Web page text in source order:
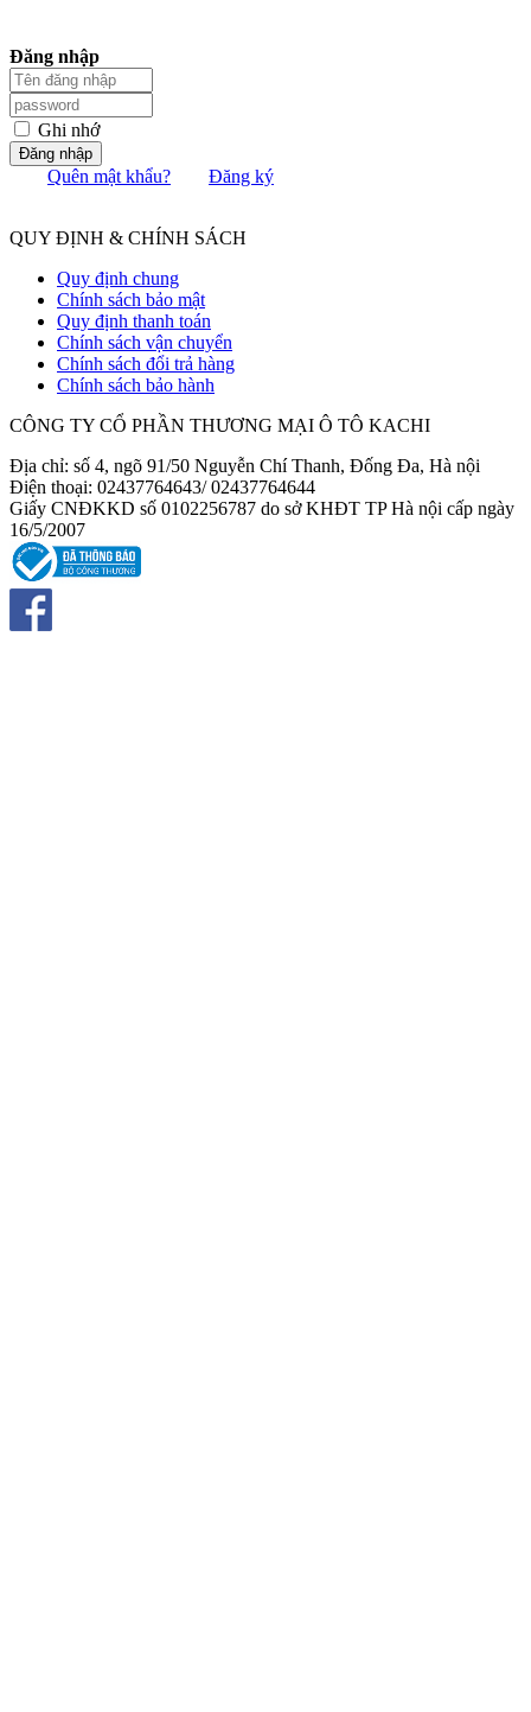
Đăng nhập
Ghi nhớ
Đăng nhập
Quên mật khẩu? Đăng ký
QUY ĐỊNH & CHÍNH SÁCH
Quy định chung
Chính sách bảo mật
Quy định thanh toán
Chính sách vận chuyển
Chính sách đổi trả hàng
Chính sách bảo hành
CÔNG TY CỔ PHẦN THƯƠNG MẠI Ô TÔ KACHI
Địa chỉ: số 4, ngõ 91/50 Nguyễn Chí Thanh, Đống Đa, Hà nội
Điện thoại: 02437764643/ 02437764644
Giấy CNĐKKD số 0102256787 do sở KHĐT TP Hà nội cấp ngày
16/5/2007